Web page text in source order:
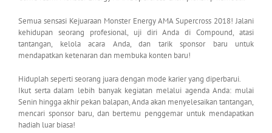
Semua sensasi Kejuaraan Monster Energy AMA Supercross 2018! Jalani
kehidupan seorang profesional, uji diri Anda di Compound, atasi
tantangan, kelola acara Anda, dan tarik sponsor baru untuk
mendapatkan ketenaran dan membuka konten baru!
Hiduplah seperti seorang juara dengan mode karier yang diperbarui.
Ikut serta dalam lebih banyak kegiatan melalui agenda Anda: mulai
Senin hingga akhir pekan balapan, Anda akan menyelesaikan tantangan,
mencari sponsor baru, dan bertemu penggemar untuk mendapatkan
hadiah luar biasa!